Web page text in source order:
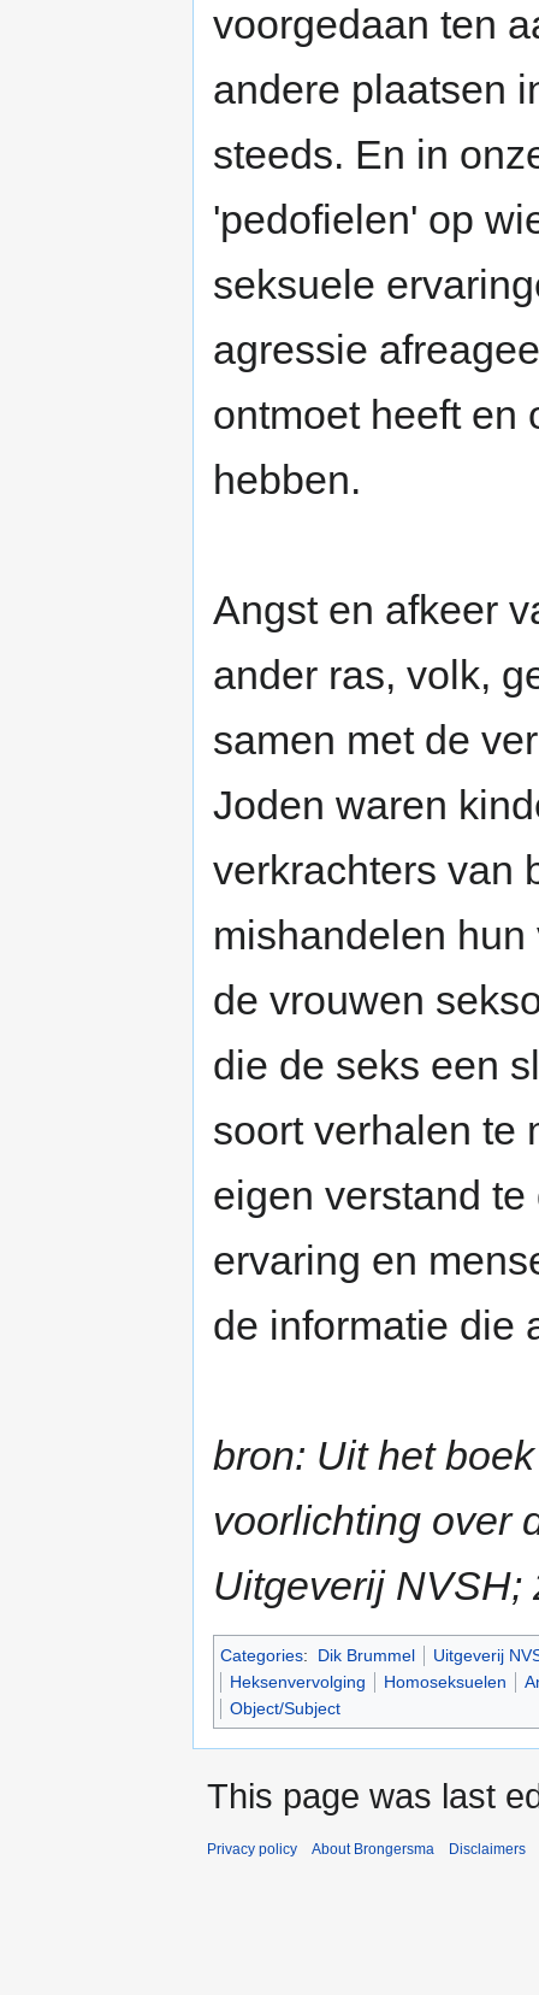
voorgedaan ten
andere plaatsen
steeds. En in
'pedofielen' op
seksuele
agressie
ontmoet heeft en
hebben.
Angst en afkeer
ander ras, volk,
samen met de
Joden waren
verkrachters van
mishandelen
de vrouwen
die de seks een
soort verhalen te
eigen verstand
ervaring en
de informatie die
bron: Uit het
voorlichting over
Uitgeverij NVSH;
Categories: Dik Brummel
Uitgeverij
Heksenvervolging
Homoseksuelen
Object/Subject
This page was last
Privacy policy About Brongersma Disclaimers